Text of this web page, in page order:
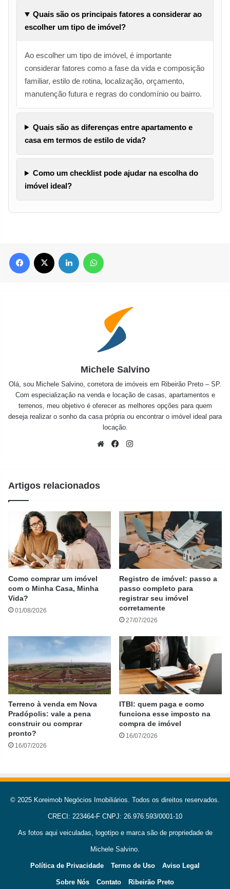
Quais são os principais fatores a considerar ao
escolher um tipo de imóvel?
Ao escolher um tipo de imóvel, é importante
considerar fatores como a fase da vida e composição
familiar, estilo de rotina, localização, orçamento,
manutenção futura e regras do condomínio ou bairro.
Quais são as diferenças entre apartamento e
casa em termos de estilo de vida?
Como um checklist pode ajudar na escolha do
imóvel ideal?
Facebook Linkedin
Michele Salvino
Olá, sou Michele Salvino, corretora de imóveis em Ribeirão Preto – SP.
Com especialização na venda e locação de casas, apartamentos e
terrenos, meu objetivo é oferecer as melhores opções para quem
deseja realizar o sonho da casa própria ou encontrar o imóvel ideal para
locação.
WebsiteFacebook
Artigos relacionados
Como comprar um imóvel
com o Minha Casa, Minha
Vida?
01/08/2026
Registro de imóvel: passo a
passo completo para
registrar seu imóvel
corretamente
27/07/2026
Terreno à venda em Nova
Pradópolis: vale a pena
construir ou comprar
pronto?
16/07/2026
ITBI: quem paga e como
funciona esse imposto na
compra de imóvel
16/07/2026
© 2025 Koreimob Negócios Imobiliários. Todos os direitos reservados.
CRECI: 223464-F CNPJ: 26.976.593/0001-10
As fotos aqui veiculadas, logotipo e marca são de propriedade de
Michele Salvino.
Política de Privacidade Termo de Uso Aviso Legal
Sobre Nós Contato Ribeirão Preto